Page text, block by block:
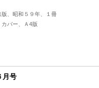
版、昭和５９年、１冊
カバー、Ａ4版
号